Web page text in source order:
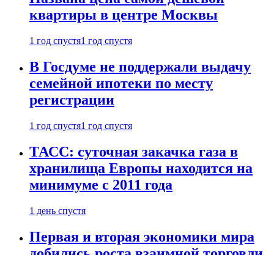
квартиры в центре Москвы
1 год спустя1 год спустя
В Госдуме не поддержали выдачу
семейной ипотеки по месту
регистрации
1 год спустя1 год спустя
ТАСС: суточная закачка газа в
хранилища Европы находится на
минимуме с 2011 года
1 день спустя
Первая и вторая экономики мира